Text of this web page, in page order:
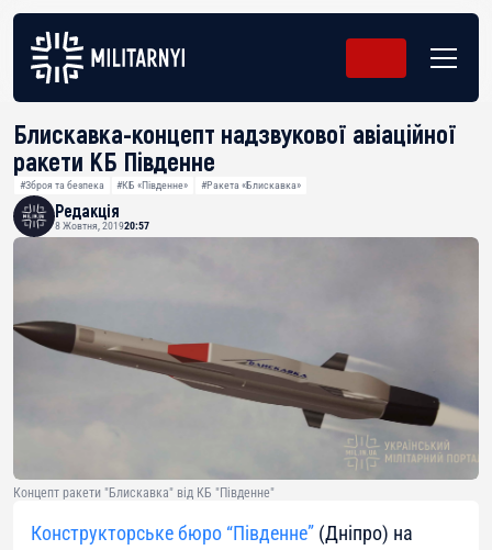
Блискавка-концепт надзвукової авіаційної
ракети КБ Південне
#Зброя та безпека #КБ «Південне» #Ракета «Блискавка»
Редакція
8 Жовтня, 201920:57
Концепт ракети "Блискавка" від КБ "Південне"
Конструкторське бюро “Південне” (Дніпро) на